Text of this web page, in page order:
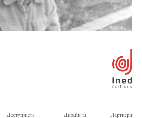
Доступність Дизайн та Партнери